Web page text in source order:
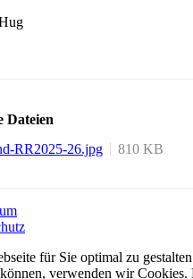
Dateien
RR2025-26.jpg
810 KB
für Sie optimal zu
verwenden wir